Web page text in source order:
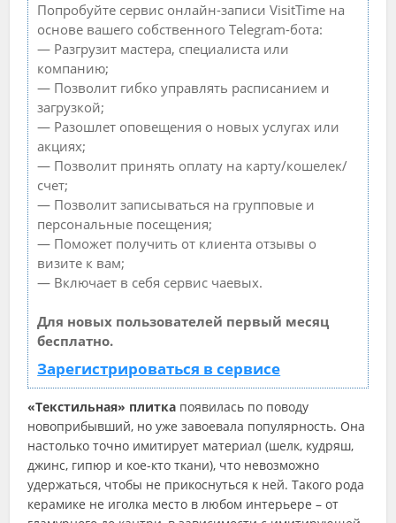
Попробуйте сервис онлайн-записи VisitTime на
основе вашего собственного Telegram-бота:
— Разгрузит мастера, специалиста или
компанию;
— Позволит гибко управлять расписанием и
загрузкой;
— Разошлет оповещения о новых услугах или
акциях;
— Позволит принять оплату на карту/кошелек/
счет;
— Позволит записываться на групповые и
персональные посещения;
— Поможет получить от клиента отзывы о
визите к вам;
— Включает в себя сервис чаевых.
Для новых пользователей первый месяц
бесплатно.
Зарегистрироваться в сервисе
«Текстильная» плитка появилась по поводу
новоприбывший, но уже завоевала популярность. Она
настолько точно имитирует материал (шелк, кудряш,
джинс, гипюр и кое-кто ткани), что невозможно
удержаться, чтобы не прикоснуться к ней. Такого рода
керамике не иголка место в любом интерьере – от